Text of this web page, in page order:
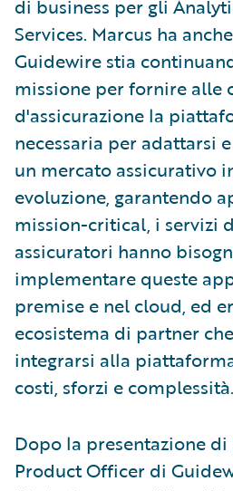
di business per gli
Services. Marcus ha
Guidewire stia
missione per fornire alle
d'assicurazione la
necessaria per adattarsi
un mercato assicurativo
evoluzione, garantendo
mission-critical, i servizi
assicuratori hanno
implementare queste
premise e nel cloud, ed
ecosistema di partner
integrarsi alla
costi, sforzi e complessità.
Dopo la presentazione di
Product Officer di